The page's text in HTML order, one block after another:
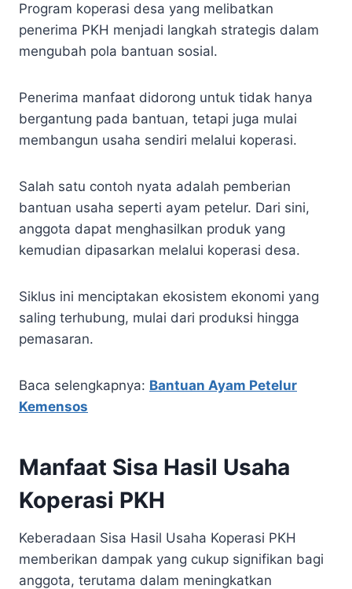
Program koperasi desa yang melibatkan
penerima PKH menjadi langkah strategis dalam
mengubah pola bantuan sosial.
Penerima manfaat didorong untuk tidak hanya
bergantung pada bantuan, tetapi juga mulai
membangun usaha sendiri melalui koperasi.
Salah satu contoh nyata adalah pemberian
bantuan usaha seperti ayam petelur. Dari sini,
anggota dapat menghasilkan produk yang
kemudian dipasarkan melalui koperasi desa.
Siklus ini menciptakan ekosistem ekonomi yang
saling terhubung, mulai dari produksi hingga
pemasaran.
Baca selengkapnya: Bantuan Ayam Petelur
Kemensos
Manfaat Sisa Hasil Usaha
Koperasi PKH
Keberadaan Sisa Hasil Usaha Koperasi PKH
memberikan dampak yang cukup signifikan bagi
anggota, terutama dalam meningkatkan